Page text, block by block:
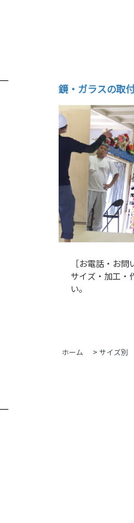
鏡・ガラスの取
［お電話・お
サイズ・加工・
い。
ホーム > サイズ別